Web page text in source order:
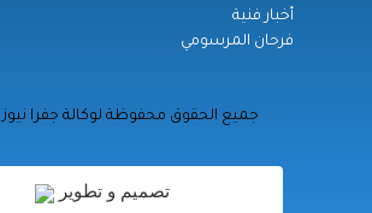
أخبار فنية
فرحان المرسومي
© جميع الحقوق محفوظة لوكالة جفرا نيوز 2024
تصميم و تطوير